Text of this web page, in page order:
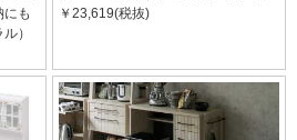
も
）
￥23,619(税抜)